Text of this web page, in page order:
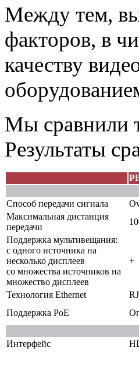
Между тем,
факторов, в
качеству
Мы сравнили
Результаты
Способ передачи сигнала
Максимальная дистанция
передачи
Поддержка мультивещания:
с одного источника на
несколько дисплеев
со множества источников на
множество дисплеев
+
Технология Ethernet
Поддержка PoE
Интерфейс